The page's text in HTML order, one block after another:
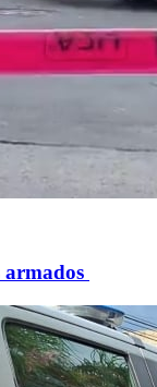
armados